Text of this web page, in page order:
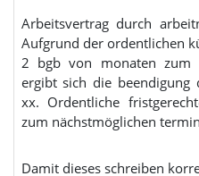
Arbeitsvertrag durch
Aufgrund der ordentlichen
2 bgb von monaten zum
ergibt sich die beendigung
xx. Ordentliche
zum nächstmöglichen
Damit dieses schreiben